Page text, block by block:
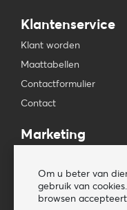
Om u beter van
gebruik van
browsen
Klantenservice
Klant worden
Maattabellen
Contactformulier
Contact
Marketing
Pers & Media
Nieuwsbrieven